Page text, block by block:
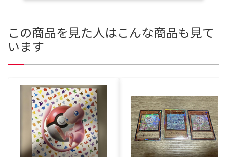
この商品を見た人はこんな商品も見て
います